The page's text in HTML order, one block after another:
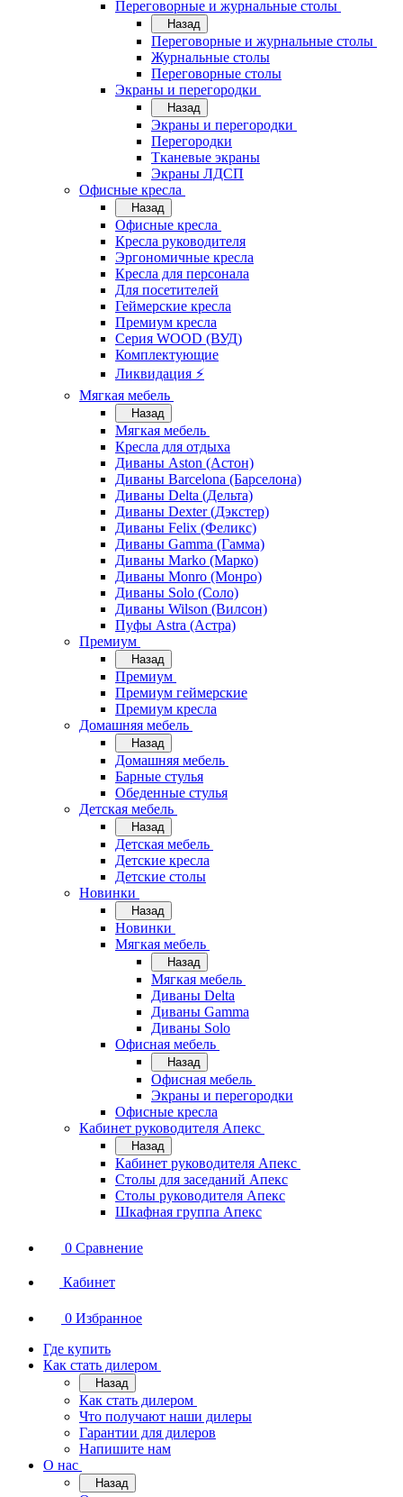
Переговорные и журнальные столы
Назад
Переговорные и журнальные столы
Журнальные столы
Переговорные столы
Экраны и перегородки
Назад
Экраны и перегородки
Перегородки
Тканевые экраны
Экраны ЛДСП
Офисные кресла
Назад
Офисные кресла
Кресла руководителя
Эргономичные кресла
Кресла для персонала
Для посетителей
Геймерские кресла
Премиум кресла
Серия WOOD (ВУД)
Комплектующие
Ликвидация ⚡
Мягкая мебель
Назад
Мягкая мебель
Кресла для отдыха
Диваны Aston (Астон)
Диваны Barcelona (Барселона)
Диваны Delta (Дельта)
Диваны Dexter (Дэкстер)
Диваны Felix (Феликс)
Диваны Gamma (Гамма)
Диваны Marko (Марко)
Диваны Monro (Монро)
Диваны Solo (Соло)
Диваны Wilson (Вилсон)
Пуфы Astra (Астра)
Премиум
Назад
Премиум
Премиум геймерские
Премиум кресла
Домашняя мебель
Назад
Домашняя мебель
Барные стулья
Обеденные стулья
Детская мебель
Назад
Детская мебель
Детские кресла
Детские столы
Новинки
Назад
Новинки
Мягкая мебель
Назад
Мягкая мебель
Диваны Delta
Диваны Gamma
Диваны Solo
Офисная мебель
Назад
Офисная мебель
Экраны и перегородки
Офисные кресла
Кабинет руководителя Апекс
Назад
Кабинет руководителя Апекс
Столы для заседаний Апекс
Столы руководителя Апекс
Шкафная группа Апекс
0 Сравнение
Кабинет
0 Избранное
Где купить
Как стать дилером
Назад
Как стать дилером
Что получают наши дилеры
Гарантии для дилеров
Напишите нам
О нас
Назад